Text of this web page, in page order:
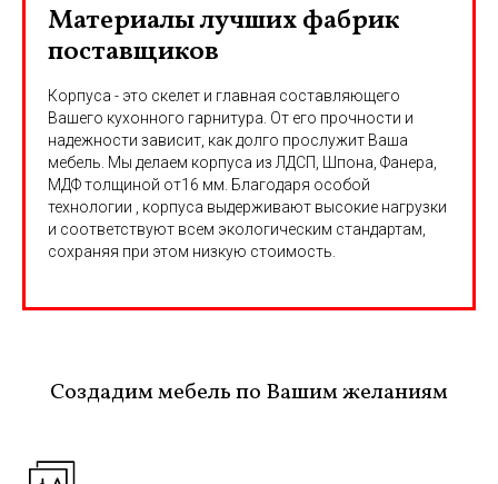
Материалы лучших фабрик
поставщиков
Корпуса - это скелет и главная составляющего
Вашего кухонного гарнитура. От его прочности и
надежности зависит, как долго прослужит Ваша
мебель. Мы делаем корпуса из ЛДСП, Шпона, Фанера,
МДФ толщиной от16 мм. Благодаря особой
технологии , корпуса выдерживают высокие нагрузки
и соответствуют всем экологическим стандартам,
сохраняя при этом низкую стоимость.
Создадим мебель по Вашим желаниям